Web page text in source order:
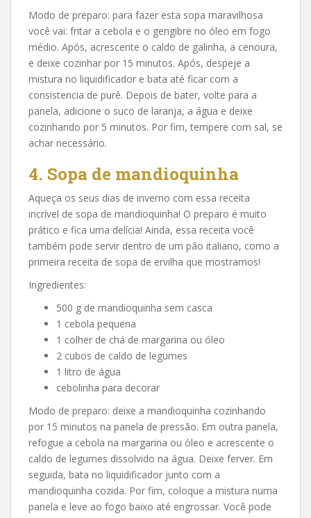
Modo de preparo: para fazer esta sopa maravilhosa
você vai: fritar a cebola e o gengibre no óleo em fogo
médio. Após, acrescente o caldo de galinha, a cenoura,
e deixe cozinhar por 15 minutos. Após, despeje a
mistura no liquidificador e bata até ficar com a
consistencia de purê. Depois de bater, volte para a
panela, adicione o suco de laranja, a água e deixe
cozinhando por 5 minutos. Por fim, tempere com sal, se
achar necessário.
4. Sopa de mandioquinha
Aqueça os seus dias de inverno com essa receita
incrível de sopa de mandioquinha! O preparo é muito
prático e fica uma delícia! Ainda, essa receita você
também pode servir dentro de um pão italiano, como a
primeira receita de sopa de ervilha que mostramos!
Ingredientes:
500 g de mandioquinha sem casca
1 cebola pequena
1 colher de chá de margarina ou óleo
2 cubos de caldo de legumes
1 litro de água
cebolinha para decorar
Modo de preparo: deixe a mandioquinha cozinhando
por 15 minutos na panela de pressão. Em outra panela,
refogue a cebola na margarina ou óleo e acrescente o
caldo de legumes dissolvido na água. Deixe ferver. Em
seguida, bata no liquidificador junto com a
mandioquinha cozida. Por fim, coloque a mistura numa
panela e leve ao fogo baixo até engrossar. Você pode